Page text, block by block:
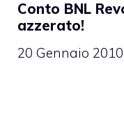
Conto BNL
azzerato!
20 Gennaio 2010